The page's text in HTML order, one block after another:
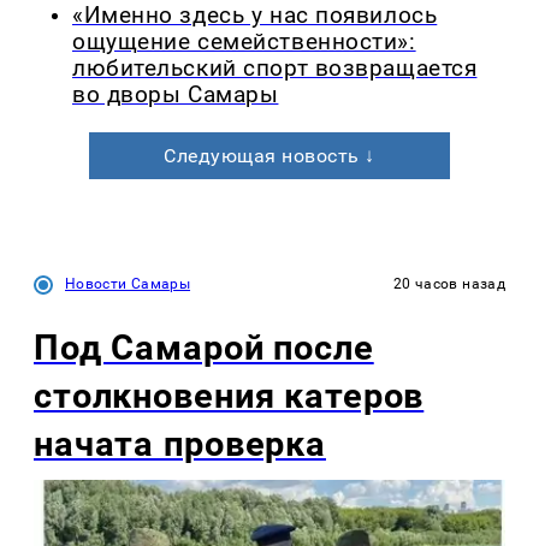
«Именно здесь у нас появилось
ощущение семейственности»:
любительский спорт возвращается
во дворы Самары
Следующая новость ↓
Новости Самары 20 часов назад
Под Самарой после
столкновения катеров
начата проверка